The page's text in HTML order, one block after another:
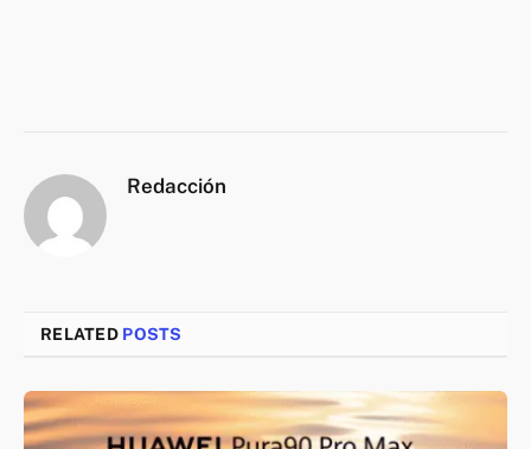
Redacción
RELATED POSTS